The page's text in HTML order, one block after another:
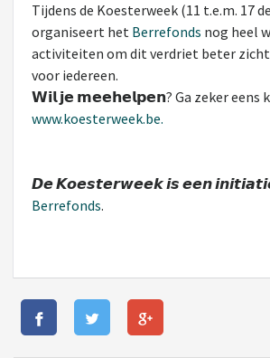
Tijdens de Koesterweek (11 t.e.m. 17
organiseert het Berrefonds nog heel
activiteiten om dit verdriet beter
voor iedereen.
𝗪𝗶𝗹 𝗷𝗲 𝗺𝗲𝗲𝗵𝗲𝗹𝗽𝗲𝗻? Ga zeker eens
www.koesterweek.be.
𝘿𝙚 𝙆𝙤𝙚𝙨𝙩𝙚𝙧𝙬𝙚𝙚𝙠 𝙞𝙨 𝙚𝙚𝙣
Berrefonds.